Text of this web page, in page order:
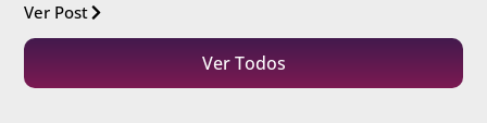
Ver Post
Ver Todos